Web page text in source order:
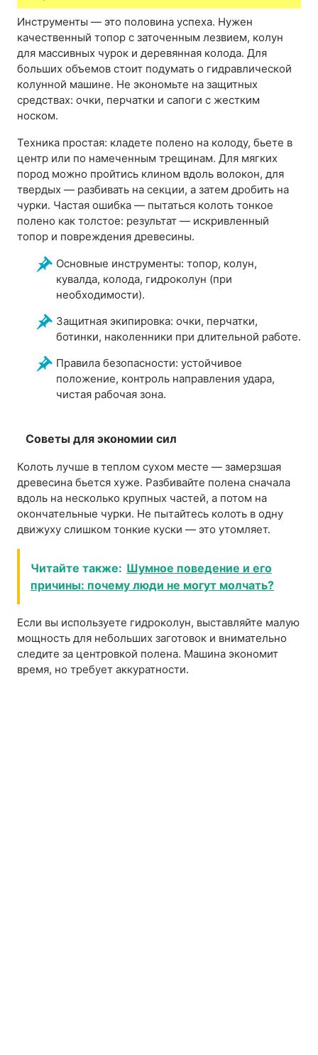
Инструменты — это половина успеха. Нужен
качественный топор с заточенным лезвием, колун
для массивных чурок и деревянная колода. Для
больших объемов стоит подумать о гидравлической
колунной машине. Не экономьте на защитных
средствах: очки, перчатки и сапоги с жестким
носком.
Техника простая: кладете полено на колоду, бьете в
центр или по намеченным трещинам. Для мягких
пород можно пройтись клином вдоль волокон, для
твердых — разбивать на секции, а затем дробить на
чурки. Частая ошибка — пытаться колоть тонкое
полено как толстое: результат — искривленный
топор и повреждения древесины.
Основные инструменты: топор, колун,
кувалда, колода, гидроколун (при
необходимости).
Защитная экипировка: очки, перчатки,
ботинки, наколенники при длительной работе.
Правила безопасности: устойчивое
положение, контроль направления удара,
чистая рабочая зона.
Советы для экономии сил
Колоть лучше в теплом сухом месте — замерзшая
древесина бьется хуже. Разбивайте полена сначала
вдоль на несколько крупных частей, а потом на
окончательные чурки. Не пытайтесь колоть в одну
движуху слишком тонкие куски — это утомляет.
Читайте также: Шумное поведение и его
причины: почему люди не могут молчать?
Если вы используете гидроколун, выставляйте малую
мощность для небольших заготовок и внимательно
следите за центровкой полена. Машина экономит
время, но требует аккуратности.